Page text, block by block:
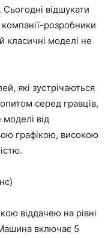
відшукати
розробники
класичні моделі не
які зустрічаються
серед гравців,
моделі від
графікою, високою
віддачею на рівні
включає 5